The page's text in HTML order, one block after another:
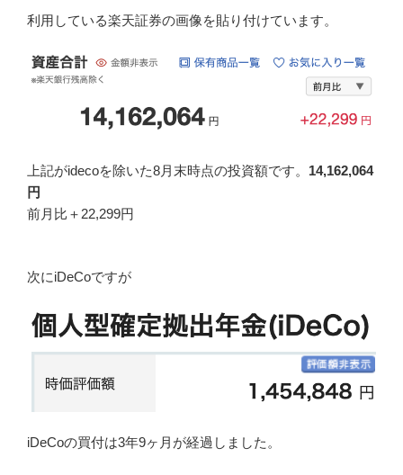
利用している楽天証券の画像を貼り付けています。
上記がidecoを除いた8月末時点の投資額です。 14,162,064
円
前月比＋22,299円
次にiDeCoですが
iDeCoの買付は3年9ヶ月が経過しました。